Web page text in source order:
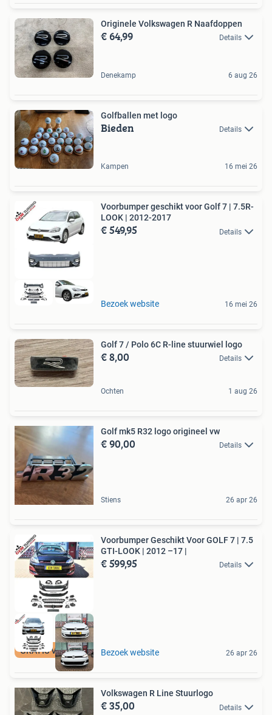
Originele Volkswagen R Naafdoppen
€ 64,99 Details
Denekamp 6 aug 26
Golfballen met logo
Bieden Details
Kampen 16 mei 26
Voorbumper geschikt voor Golf 7 | 7.5R-
LOOK | 2012-2017
€ 549,95 Details
Bezoek website 16 mei 26
Golf 7 / Polo 6C R-line stuurwiel logo
€ 8,00 Details
Ochten 1 aug 26
Golf mk5 R32 logo origineel vw
€ 90,00 Details
Stiens 26 apr 26
GRATIS VERZENDING
Voorbumper Geschikt Voor GOLF 7 | 7.5
GTI-LOOK | 2012 –17 |
€ 599,95 Details
Bezoek website 26 apr 26
Volkswagen R Line Stuurlogo
€ 35,00 Details